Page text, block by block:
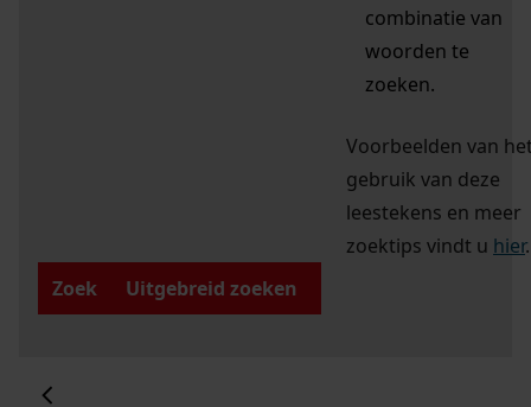
combinatie van
woorden te
zoeken.
Voorbeelden van
gebruik van deze
leestekens en meer
zoektips vindt u hier.
Zoek
Uitgebreid zoeken